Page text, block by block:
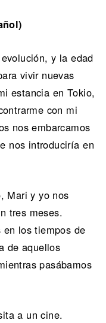
y la edad
vivir nuevas
estancia en Tokio,
con mi
nos embarcamos
nos introduciría en
Mari y yo nos
tres meses.
los tiempos de
de aquellos
pasábamos
a un cine.